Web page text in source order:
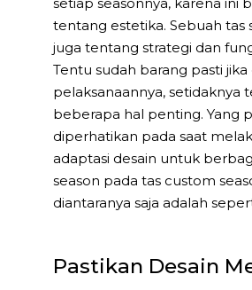
tentang estetika. Sebuah tas
juga tentang strategi dan
Tentu sudah barang pasti jika
pelaksanaannya, setidaknya
beberapa hal penting. Yang
diperhatikan pada saat
adaptasi desain untuk
season pada tas custom
diantaranya saja adalah
Pastikan Desain